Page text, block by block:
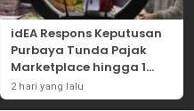
idEA Respons Keputusan
Purbaya Tunda Pajak
Marketplace hingga 1
November 2026
2 hari yang lalu